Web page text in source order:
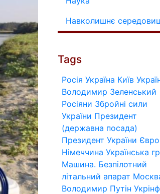
Навколишнє
Tags
Росія Україна Київ
Володимир Зеленський
Росіяни Збройні сили
України Президент
(державна посада)
Президент України
Німеччина Українська
Машина. Безпілотний
літальний апарат
Володимир Путін